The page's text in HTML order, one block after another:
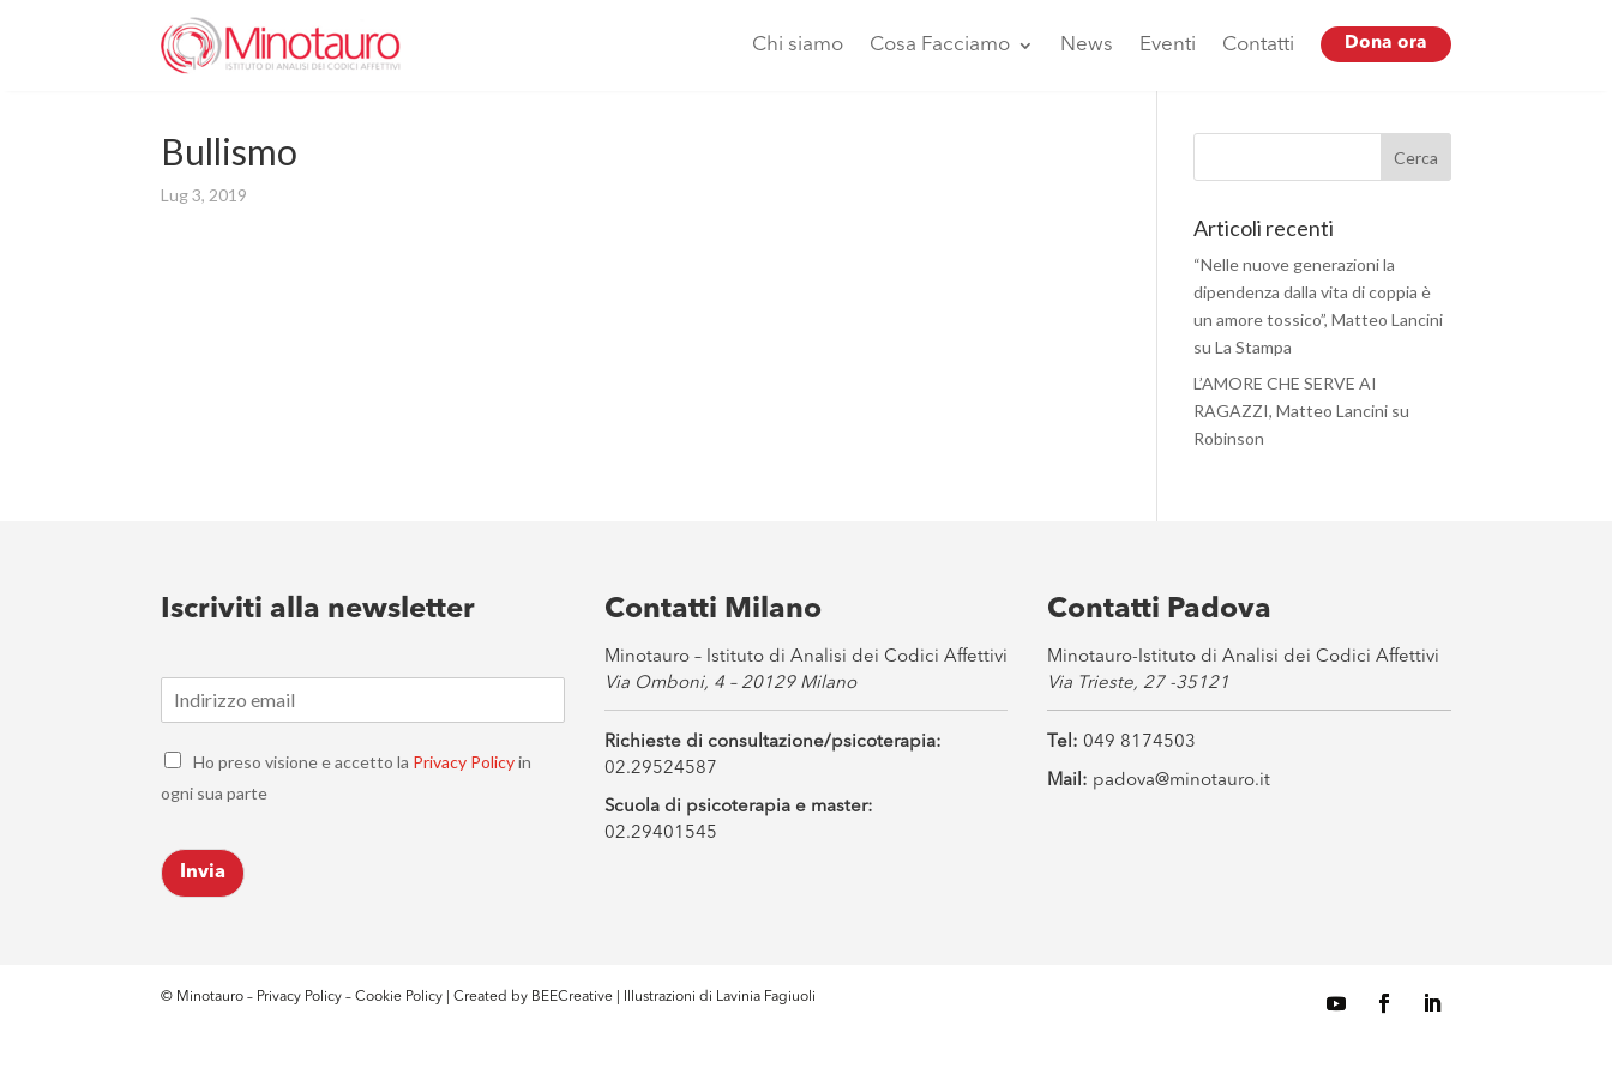
Chi siamo Cosa Facciamo News Eventi Contatti Dona ora
Bullismo
Lug 3, 2019
Articoli recenti
“Nelle nuove generazioni la
dipendenza dalla vita di coppia è
un amore tossico”, Matteo Lancini
su La Stampa
L’AMORE CHE SERVE AI
RAGAZZI, Matteo Lancini su
Robinson
Iscriviti alla newsletter
m
i
*
C
e
k
b
o
*
Ho preso visione e accetto la Privacy Policyin
ogni sua parte
Invia
Contatti Milano
Minotauro – Istituto di Analisi dei Codici Affettivi
Via Omboni, 4 – 20129 Milano
Richieste di consultazione/psicoterapia:
02.29524587
Scuola di psicoterapia e master:
02.29401545
Contatti Padova
Minotauro-Istituto di Analisi dei Codici Affettivi
Via Trieste, 27 -35121
Tel: 049 8174503
Mail: padova@minotauro.it
© Minotauro – Privacy Policy –Cookie Policy | Created by BEECreative | Illustrazioni di Lavinia Fagiuoli